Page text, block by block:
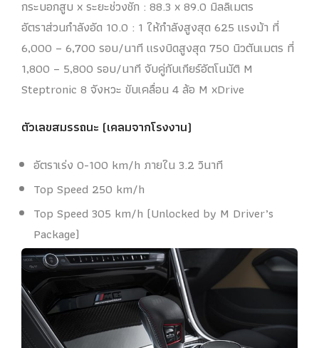
กระบอกสูบ x ระยะช่วงชัก : 88.3 x 89.0 มิลลิเมตร
อัตราส่วนกำลังอัด 10.0 : 1 ให้กำลังสูงสุด 625 แรงม้า ที่
6,000 – 6,700 รอบ/นาที แรงบิดสูงสุด 750 นิวตันเมตร ที่
1,800 – 5,800 รอบ/นาที จับคู่กับเกียร์อัตโนมัติ M
Steptronic 8 จังหวะ ขับเคลื่อน 4 ล้อ M xDrive
ตัวเลขสมรรถนะ (เคลมจากโรงงาน)
อัตราเร่ง 0-100 km/h ภายใน 3.2 วินาที
Top Speed 250 km/h
Top Speed 305 km/h (Unlocked by M Driver’s
Package)